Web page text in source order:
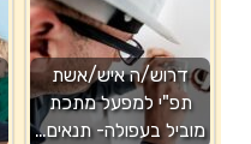
דרוש/ה איש/אשת
תפ"י למפעל מתכת
מוביל בעפולה- תנאים…